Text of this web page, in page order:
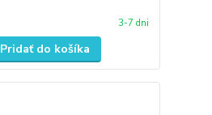
3-7 dni
Pridať do košíka